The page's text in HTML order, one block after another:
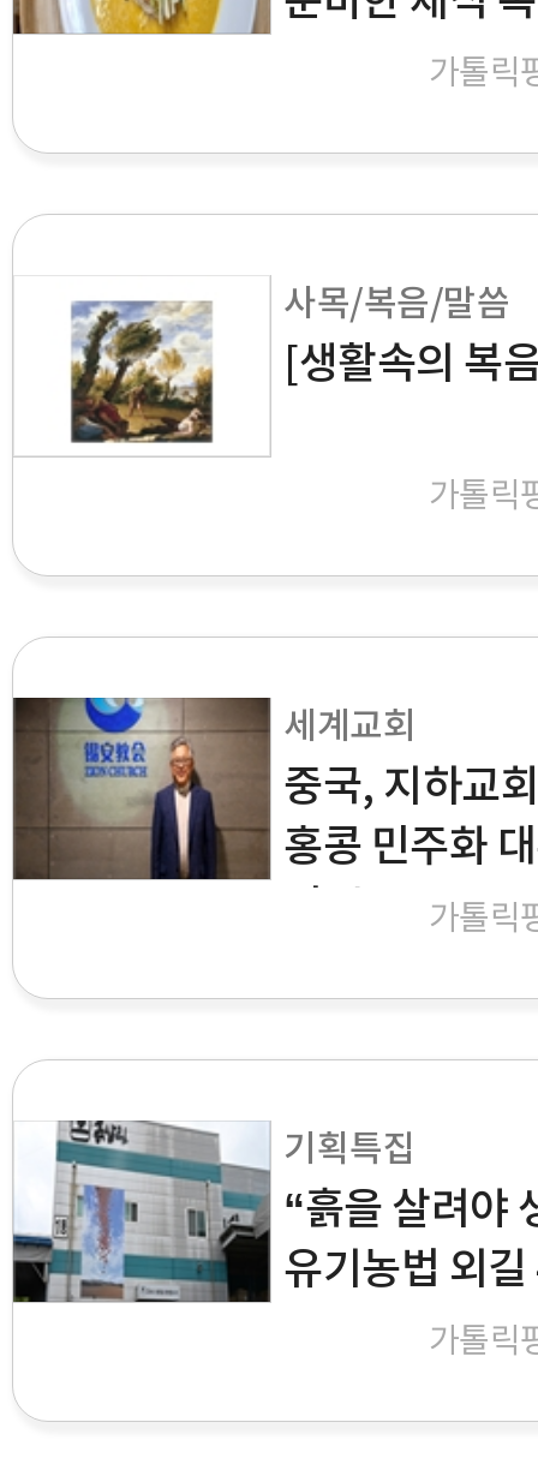
가톨릭
사목/복음/말씀
[생활속의 복
가톨릭
세계교회
중국, 지하교
홍콩 민주화
가톨릭
기획특집
“흙을 살려야
유기농법 외
가톨릭